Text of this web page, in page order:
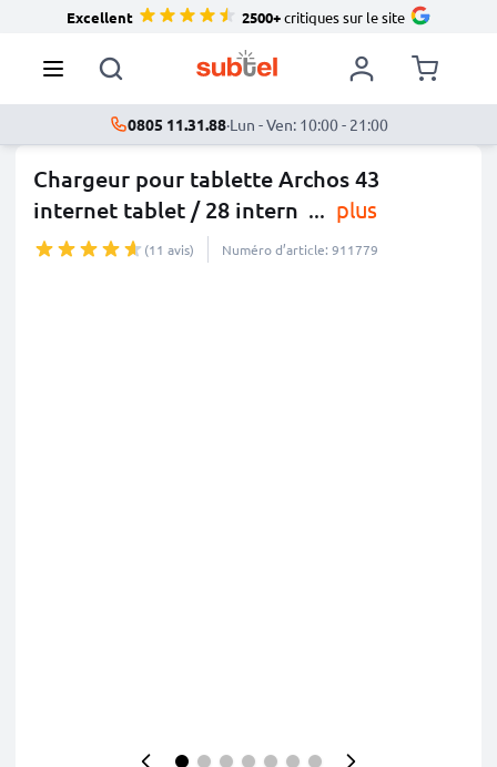
Excellent 2500+critiques sur le site
0805 11.31.88·Lun - Ven: 10:00 - 21:00
Chargeur pour tablette Archos 43
internet tablet / 28 intern ... plus
(11 avis) Numéro d’article: 911779